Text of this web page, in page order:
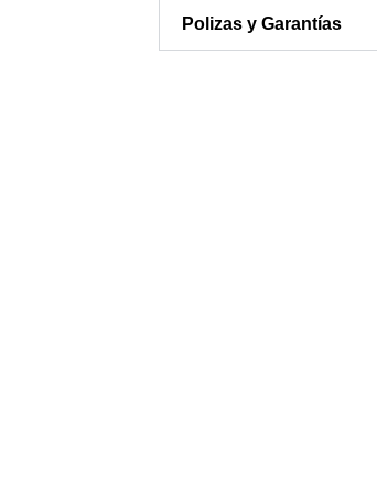
Polizas y Garantías